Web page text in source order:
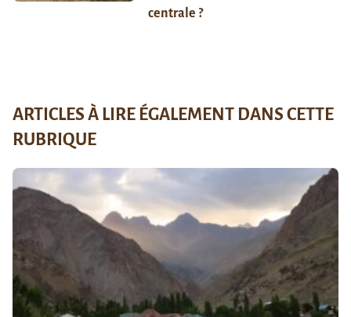
centrale ?
ARTICLES À LIRE ÉGALEMENT DANS CETTE
RUBRIQUE